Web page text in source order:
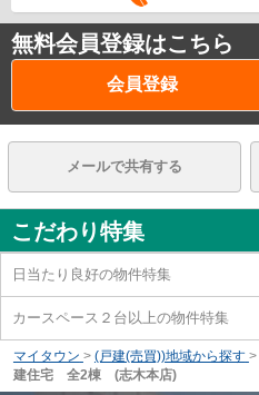
無料会員登録はこちら
会員登録
メールで共有する
こだわり特集
日当たり良好の物件特集
カースペース２台以上の物件特集
マイタウン > (戸建(売買))地域から探す >
建住宅 全2棟 (志木本店)